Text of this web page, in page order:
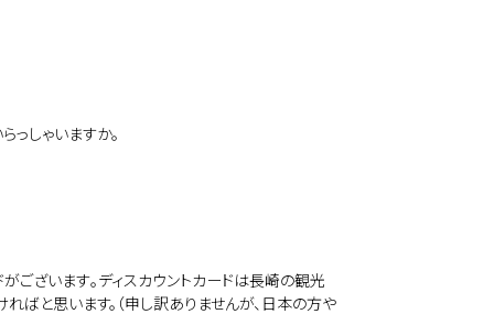
っしゃいますか。
ございます｡ディスカウントカードは長崎の観光
と思います。（申し訳ありませんが、日本の方や